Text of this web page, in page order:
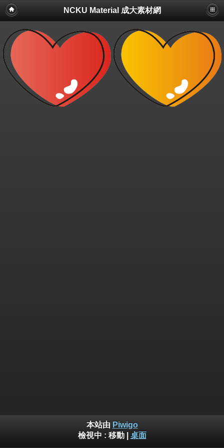
NCKU Material 成大素材網
本站由 Piwigo
檢視中 : 移動| 桌面